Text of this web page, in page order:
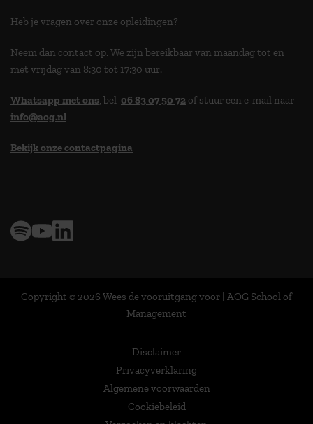
Heb je vragen over onze opleidingen?
Neem dan contact op. We zijn bereikbaar van maandag tot en
met vrijdag van 8:30 tot 17:30 uur.
Whatsapp met ons, bel 06 83 07 50 72 of stuur een e-mail naar
info@aog.nl
Bekijk onze contactpagina
Copyright © 2026 Wees de vooruitgang voor | AOG School of
Management
Disclaimer
Privacyverklaring
Algemene voorwaarden
Cookiebeleid